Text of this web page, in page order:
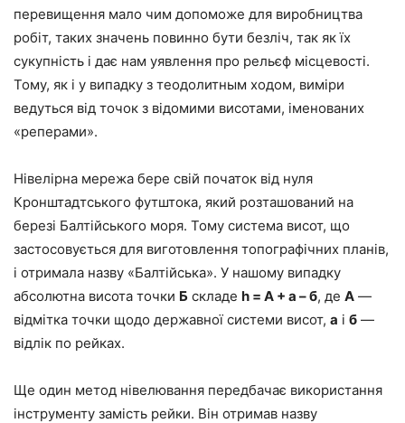
перевищення мало чим допоможе для виробництва
робіт, таких значень повинно бути безліч, так як їх
сукупність і дає нам уявлення про рельєф місцевості.
Тому, як і у випадку з теодолитным ходом, виміри
ведуться від точок з відомими висотами, іменованих
«реперами».
Нівелірна мережа бере свій початок від нуля
Кронштадтського футштока, який розташований на
березі Балтійського моря. Тому система висот, що
застосовується для виготовлення топографічних планів,
і отримала назву «Балтійська». У нашому випадку
абсолютна висота точки Б складе h = А + а – б, де А —
відмітка точки щодо державної системи висот, а і б —
відлік по рейках.
Ще один метод нівелювання передбачає використання
інструменту замість рейки. Він отримав назву